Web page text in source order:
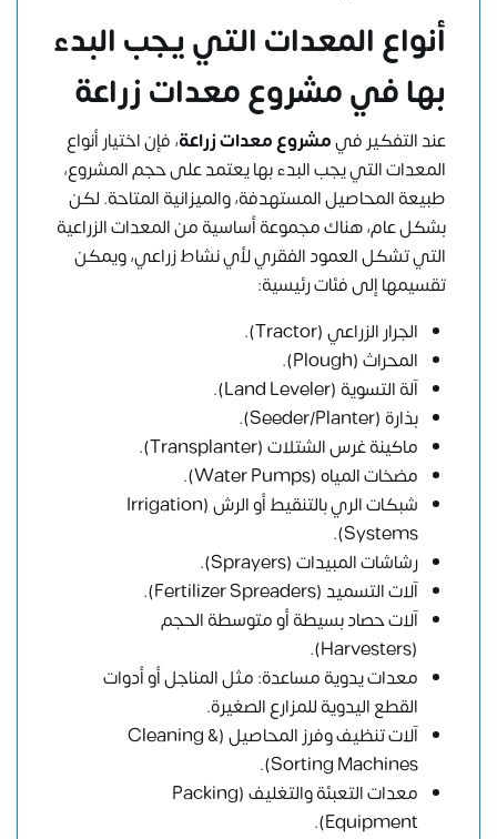
أنواع المعدات التي يجب البدء
بها في مشروع معدات زراعة
عند التفكير فيمشروع معدات زراعة، فإن اختيار أنواع
المعدات التي يجب البدء بها يعتمد على حجم المشروع،
طبيعة المحاصيل المستهدفة، والميزانية المتاحة. لكن
بشكل عام، هناك مجموعة أساسية من المعدات الزراعية
التي تشكل العمود الفقري لأي نشاط زراعي، ويمكن
تقسيمها إلى فئات رئيسية:
الجرار الزراعي (Tractor).
المحراث (Plough).
آلة التسوية (Land Leveler).
بذارة (Seeder/Planter).
ماكينة غرس الشتلات (Transplanter).
مضخات المياه (Water Pumps).
شبكات الري بالتنقيط أو الرش (Irrigation
Systems).
رشاشات المبيدات (Sprayers).
آلات التسميد (Fertilizer Spreaders).
آلات حصاد بسيطة أو متوسطة الحجم
(Harvesters).
معدات يدوية مساعدة: مثل المناجل أو أدوات
القطع اليدوية للمزارع الصغيرة.
آلات تنظيف وفرز المحاصيل (Cleaning &
Sorting Machines).
معدات التعبئة والتغليف (Packing
Equipment).